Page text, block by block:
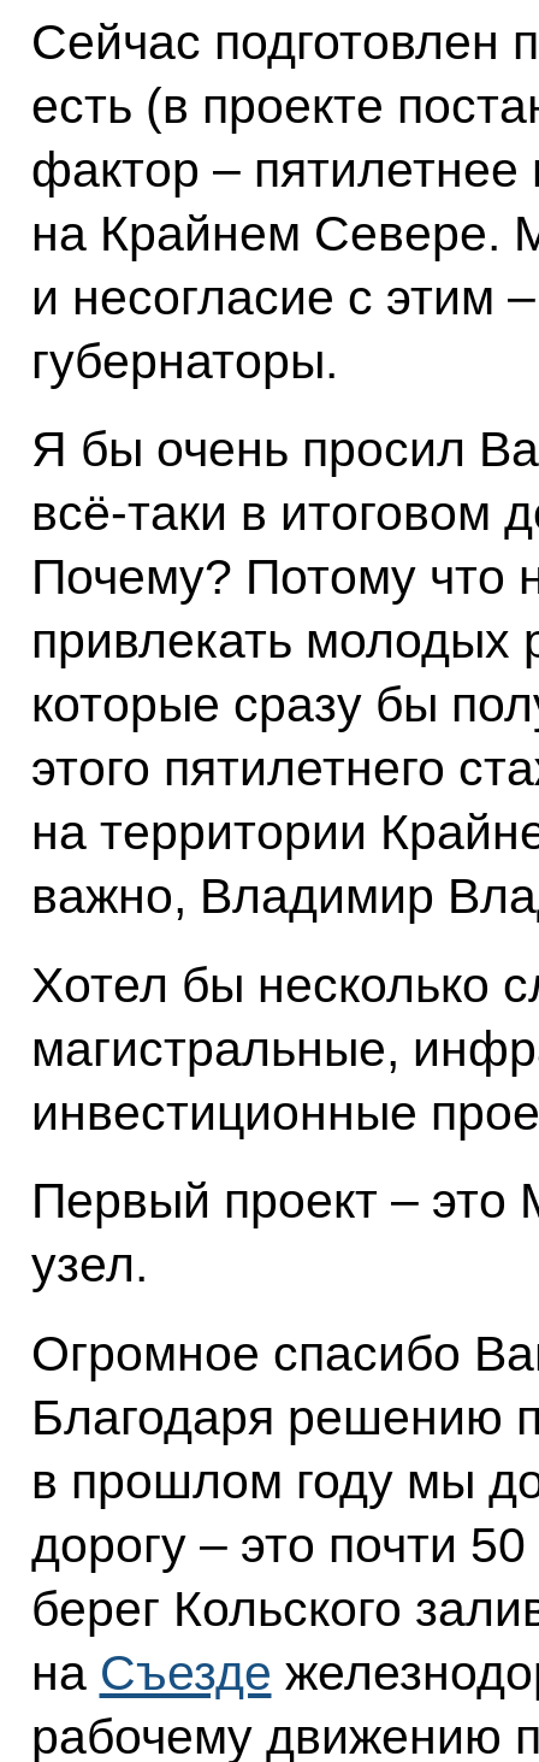
Сейчас подготовлен
есть (в проекте
фактор –
на Крайнем Севере.
и несогласие с этим
губернаторы.
Я бы очень просил
всё-таки в итоговом
Почему? Потому что
привлекать молодых
которые сразу бы
этого пятилетнего
на территории
важно, Владимир
Хотел бы несколько
магистральные,
инвестиционные
Первый проект – это
узел.
Огромное спасибо
Благодаря решению
в прошлом году мы
дорогу – это почти
берег Кольского
на Съезде
рабочему движению